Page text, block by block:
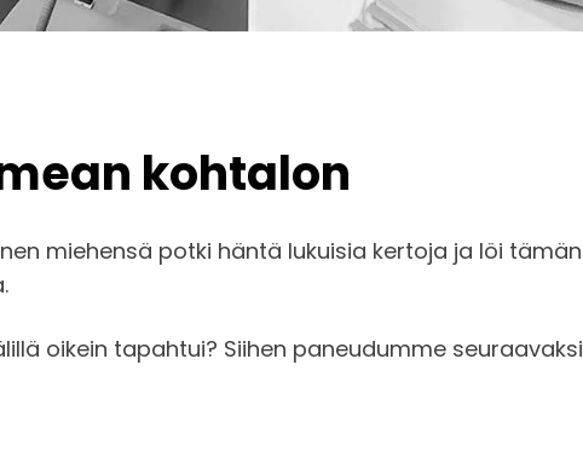
kohtalon
miehensä potki häntä lukuisia kertoja ja löi
oikein tapahtui? Siihen paneudumme